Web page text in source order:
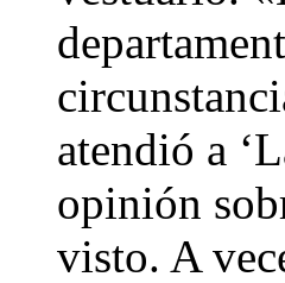
atendió a
opinión
visto. A